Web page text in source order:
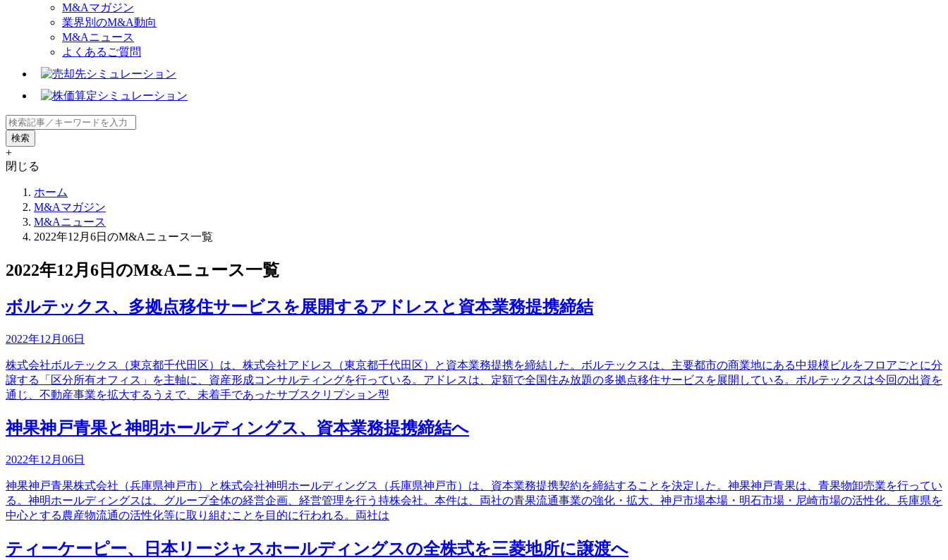
M&Aマガジン
業界別のM&A動向
M&Aニュース
よくあるご質問
+
閉じる
ホーム
M&Aマガジン
M&Aニュース
2022年12月6日のM&Aニュース一覧
2022年12月6日のM&Aニュース一覧
ボルテックス、多拠点移住サービスを展開するアドレスと資本業務提携締結
2022年12月06日
株式会社ボルテックス（東京都千代田区）は、株式会社アドレス（東京都千代田区）と資本業務提携を締結した。ボルテックスは、主要都市の商業地にある中規模ビルをフロアごとに分
譲する「区分所有オフィス」を主軸に、資産形成コンサルティングを行っている。アドレスは、定額で全国住み放題の多拠点移住サービスを展開している。ボルテックスは今回の出資を
通じ、不動産事業を拡大するうえで、未着手であったサブスクリプション型
神果神戸青果と神明ホールディングス、資本業務提携締結へ
2022年12月06日
神果神戸青果株式会社（兵庫県神戸市）と株式会社神明ホールディングス（兵庫県神戸市）は、資本業務提携契約を締結することを決定した。神果神戸青果は、青果物卸売業を行ってい
る。神明ホールディングスは、グループ全体の経営企画、経営管理を行う持株会社。本件は、両社の青果流通事業の強化・拡大、神戸市場本場・明石市場・尼崎市場の活性化、兵庫県を
中心とする農産物流通の活性化等に取り組むことを目的に行われる。両社は
ティーケーピー、日本リージャスホールディングスの全株式を三菱地所に譲渡へ